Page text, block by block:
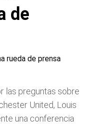
de
las preguntas sobre
United, Louis
una conferencia